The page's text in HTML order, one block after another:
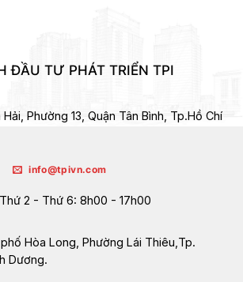
ĐẦU TƯ PHÁT TRIỂN TPI
Hải, Phường 13, Quận Tân Bình, Tp.Hồ Chí
info@tpivn.com
Thứ 2 - Thứ 6: 8h00 - 17h00
Hòa Long, Phường Lái Thiêu,Tp.
Dương.